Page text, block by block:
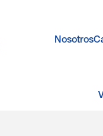
Nosotros